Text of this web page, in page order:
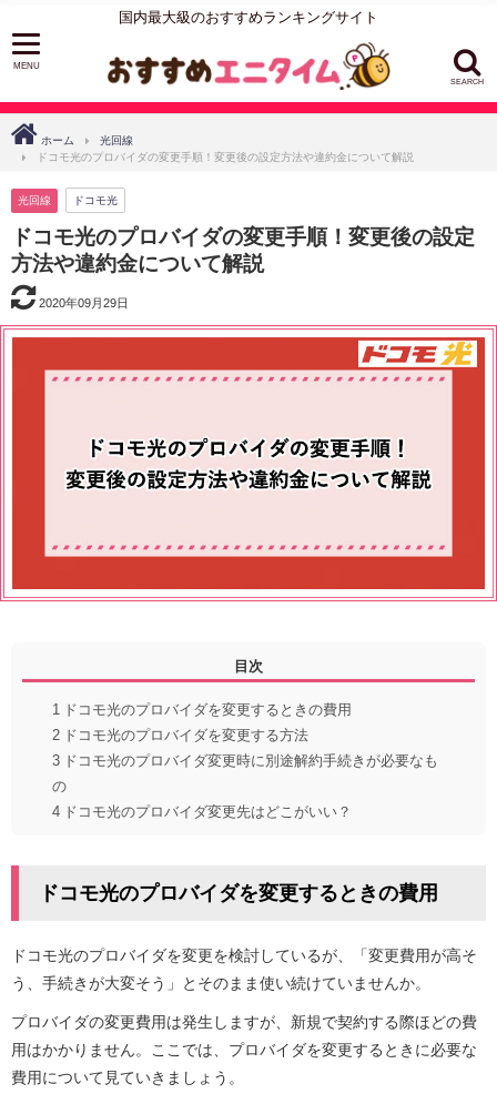
国内最大級のおすすめランキングサイト
SEARCH
ホーム
光回線
ドコモ光のプロバイダの変更手順！変更後の設定方法や違約金について解説
光回線 ドコモ光
ドコモ光のプロバイダの変更手順！変更後の設定
方法や違約金について解説
2020年09月29日
目次
1
ドコモ光のプロバイダを変更するときの費用
2ドコモ光のプロバイダを変更する方法
3ドコモ光のプロバイダ変更時に別途解約手続きが必要なも
の
4ドコモ光のプロバイダ変更先はどこがいい？
ドコモ光のプロバイダを変更するときの費用
ドコモ光のプロバイダを変更を検討しているが、「変更費用が高そ
う、手続きが大変そう」とそのまま使い続けていませんか。
プロバイダの変更費用は発生しますが、新規で契約する際ほどの費
用はかかりません。ここでは、プロバイダを変更するときに必要な
費用について見ていきましょう。